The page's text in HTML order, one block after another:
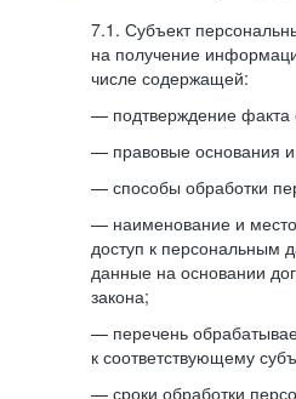
7.1. Субъект
на получение
числе содержащей:
— подтверждение факта
— правовые основания
— способы обработки
— наименование и
доступ к персональным
данные на основании
закона;
— перечень
к соответствующему
— сроки обработки